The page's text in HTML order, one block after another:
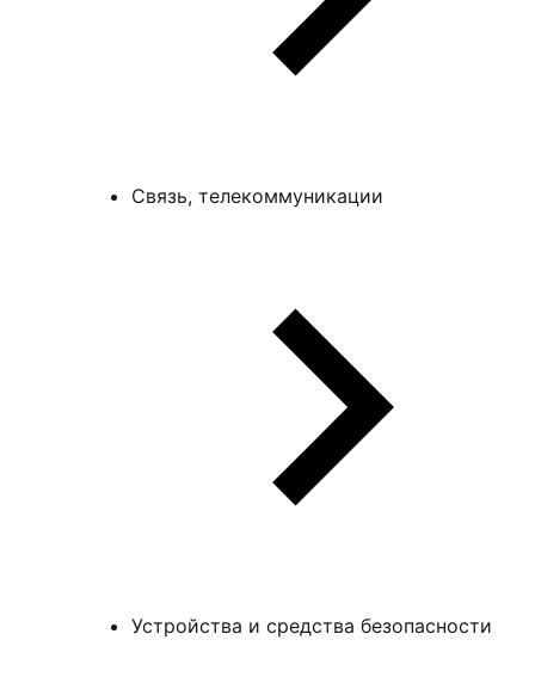
Связь, телекоммуникации
Устройства и средства безопасности